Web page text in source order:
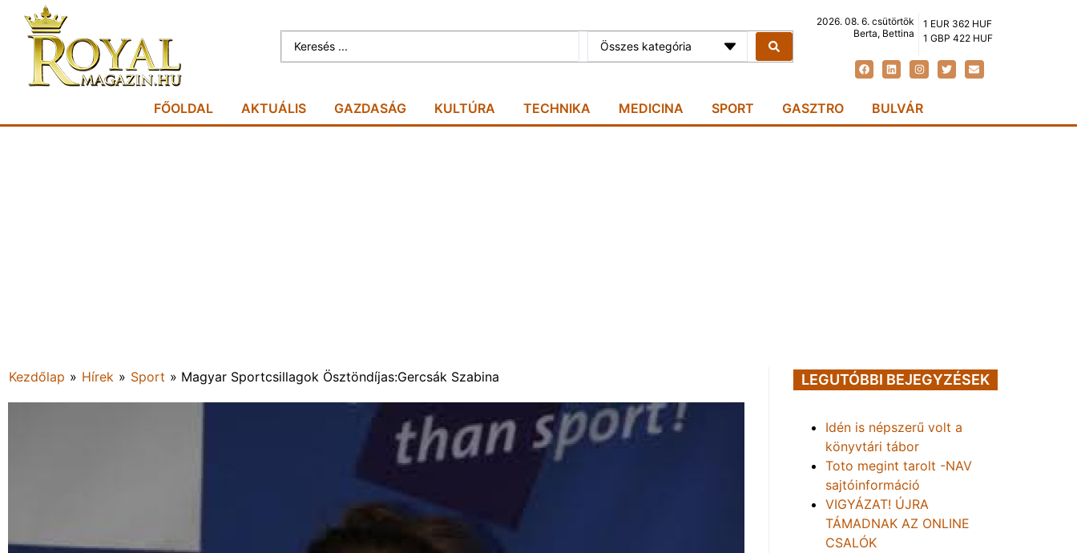
Összes kategória
2026. 08. 6. csütörtök
Berta, Bettina
1 EUR 362 HUF
1 GBP 422 HUF
FŐOLDAL AKTUÁLIS GAZDASÁG KULTÚRA TECHNIKA MEDICINA SPORT GASZTRO BULVÁR
Kezdőlap » Hírek » Sport » Magyar Sportcsillagok Ösztöndíjas:Gercsák Szabina LEGUTÓBBI BEJEGYZÉSEK
Idén is népszerű volt a
könyvtári tábor
Toto megint tarolt -NAV
sajtóinformáció
VIGYÁZAT! ÚJRA
TÁMADNAK AZ ONLINE
CSALÓK